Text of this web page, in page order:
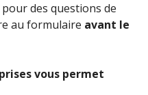
des questions de
au formulaire avant le
vous permet